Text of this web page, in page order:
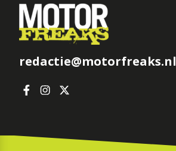
redactie@motorfreaks.nl